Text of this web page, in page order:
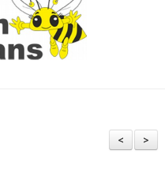
>
<